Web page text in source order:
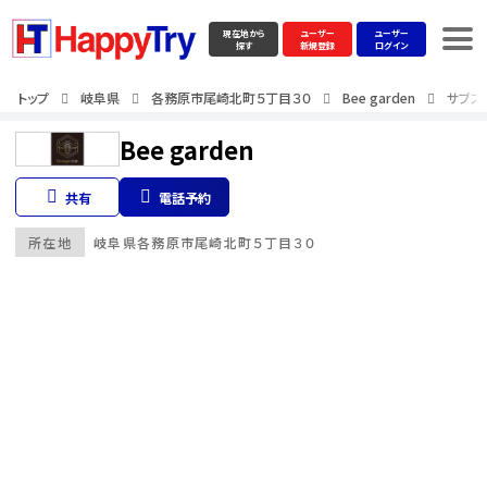
現在地から
探す
ユーザー
新規登録
ユーザー
ログイン
トップ 岐阜県 各務原市尾崎北町５丁目３０ Bee garden サブス
Bee garden
共有 電話予約
所在地 岐阜県各務原市尾崎北町５丁目３０